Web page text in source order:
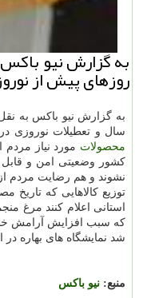
به گزارش نیو
روزهای پیش از
به گزارش نیو باكس به
سال و تعطیلات نوروزی
محصولات مورد نیاز
كشور وضعیتی امن و قابل
نشوند و هم رضایت مردم
توزیع كالاهایی كه تاریخ
استانی اعلام كنند مرغ
كه سبب افزایش آرامش
شد نمایشگاه های بهاره
منبع: نیو باكس